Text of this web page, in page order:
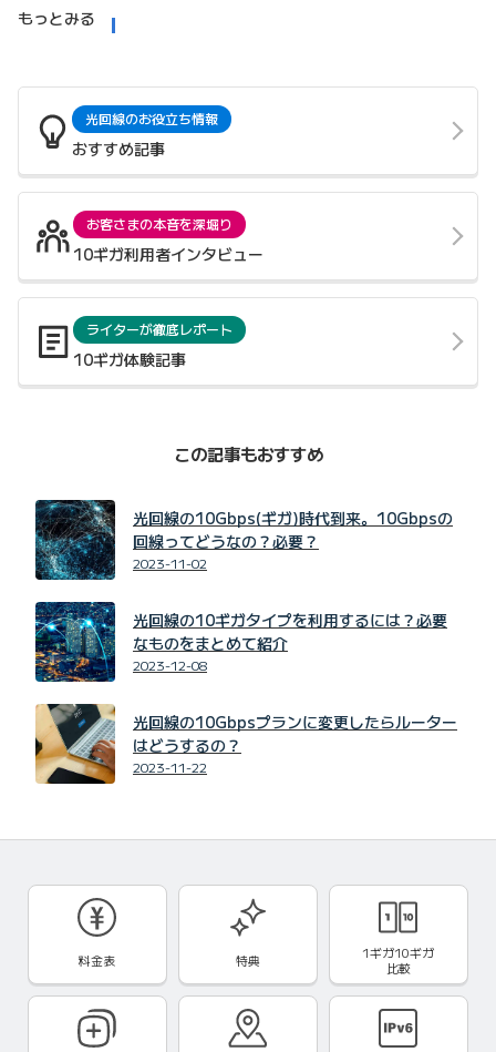
もっとみる
光回線のお役立ち情報
おすすめ記事
お客さまの本音を深堀り
10ギガ利用者インタビュー
ライターが徹底レポート
10ギガ体験記事
この記事もおすすめ
光回線の10Gbps(ギガ)時代到来。10Gbpsの
回線ってどうなの？必要？
2023-11-02
光回線の10ギガタイプを利用するには？必要
なものをまとめて紹介
2023-12-08
光回線の10Gbpsプランに変更したらルーター
はどうするの？
2023-11-22
料金表 特典
1ギガ10ギガ
比較